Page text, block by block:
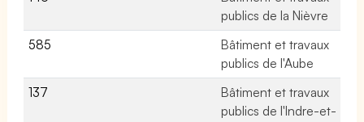
publics de la Nièvre
585
Bâtiment et travaux
publics de l'Aube
137
Bâtiment et travaux
publics de l'Indre-et-